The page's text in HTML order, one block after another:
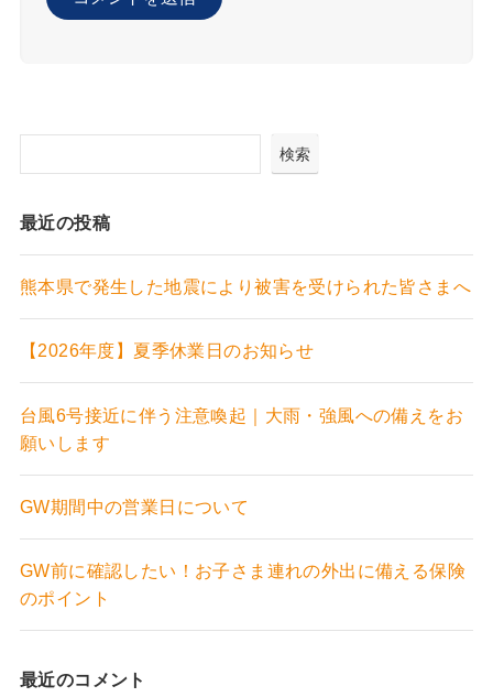
検索
最近の投稿
熊本県で発生した地震により被害を受けられた皆さまへ
【2026年度】夏季休業日のお知らせ
台風6号接近に伴う注意喚起｜大雨・強風への備えをお
願いします
GW期間中の営業日について
GW前に確認したい！お子さま連れの外出に備える保険
のポイント
最近のコメント